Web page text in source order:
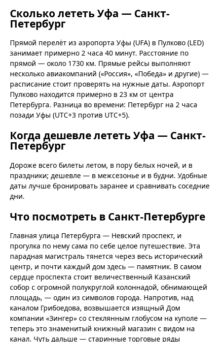
Сколько лететь Уфа — Санкт-
Петербург
Прямой перелёт из аэропорта Уфы (UFA) в Пулково (LED)
занимает примерно 2 часа 40 минут. Расстояние по
прямой — около 1730 км. Прямые рейсы выполняют
несколько авиакомпаний («Россия», «Победа» и другие) —
расписание стоит проверять на нужные даты. Аэропорт
Пулково находится примерно в 23 км от центра
Петербурга. Разница во времени: Петербург на 2 часа
позади Уфы (UTC+3 против UTC+5).
Когда дешевле лететь Уфа — Санкт-
Петербург
Дороже всего билеты летом, в пору белых ночей, и в
праздники; дешевле — в межсезонье и в будни. Удобные
даты лучше бронировать заранее и сравнивать соседние
дни.
Что посмотреть в Санкт-Петербурге
Главная улица Петербурга — Невский проспект, и
прогулка по нему сама по себе целое путешествие. Эта
парадная магистраль тянется через весь исторический
центр, и почти каждый дом здесь — памятник. В самом
сердце проспекта стоит величественный Казанский
собор с огромной полукруглой колоннадой, обнимающей
площадь, — один из символов города. Напротив, над
каналом Грибоедова, возвышается изящный Дом
компании «Зингер» со стеклянным глобусом на куполе —
теперь это знаменитый книжный магазин с видом на
канал. Чуть дальше — старинные торговые ряды